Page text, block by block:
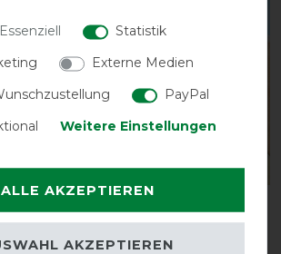
-
COVER FRANSEN GAP II -
hellblau/schwarz
Essenziell
Statistik
Externe Medien
PayPal
Weitere Einstellungen
ALLE AKZEPTIEREN
AKZEPTIEREN